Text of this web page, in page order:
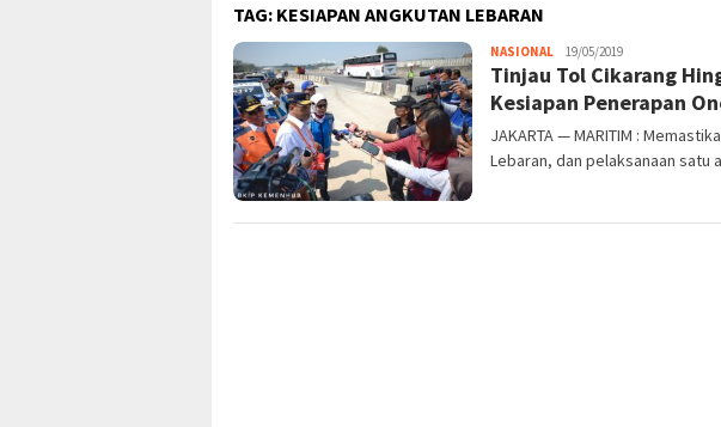
TAG: KESIAPAN ANGKUTAN LEBARAN
NASIONAL admin
19/05/2019
Tinjau Tol Cikarang
Kesiapan Penerapan
JAKARTA — MARITIM :
Lebaran, dan pelaksanaan satu